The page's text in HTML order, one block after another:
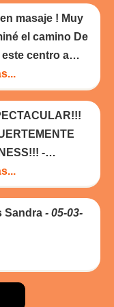
el camino De
centro a
fue la mejor
bien mi camino.
al frente de la
, música suave
vuelva a
repito !
Es un ambiente
altamente
para aportar
a su clientela.
por el drenaje
dolor; ¡Y a José,
Sandra - 05-03-